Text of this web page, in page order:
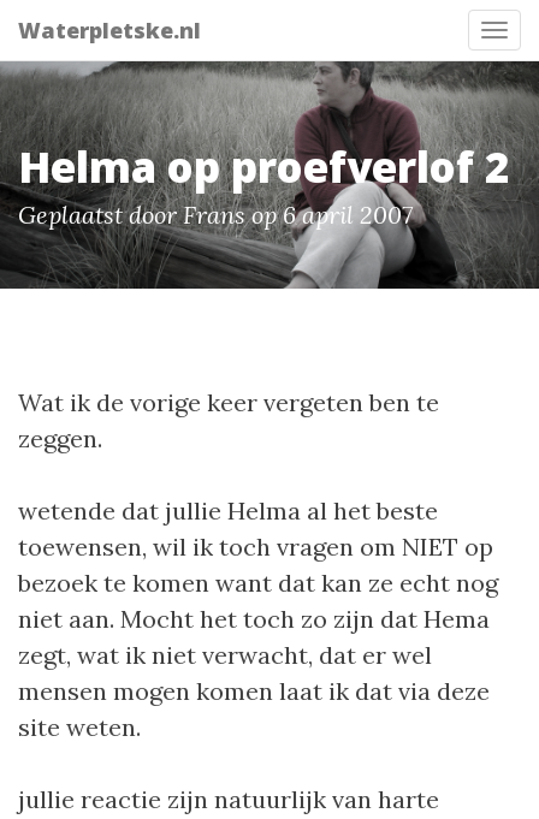
Waterpletske.nl
Helma op proefverlof 2
Geplaatst door Frans op 6 april 2007
Wat ik de vorige keer vergeten ben te
zeggen.
wetende dat jullie Helma al het beste
toewensen, wil ik toch vragen om NIET op
bezoek te komen want dat kan ze echt nog
niet aan. Mocht het toch zo zijn dat Hema
zegt, wat ik niet verwacht, dat er wel
mensen mogen komen laat ik dat via deze
site weten.
jullie reactie zijn natuurlijk van harte